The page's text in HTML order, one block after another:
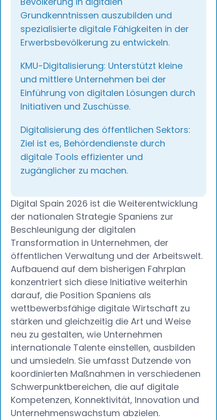
Grundkenntnissen auszubilden und
spezialisierte digitale Fähigkeiten in der
Erwerbsbevölkerung zu entwickeln.
KMU-Digitalisierung: Unterstützt kleine
und mittlere Unternehmen bei der
Einführung von digitalen Lösungen durch
Initiativen und Zuschüsse.
Digitalisierung des öffentlichen Sektors:
Ziel ist es, Behördendienste durch
digitale Tools effizienter und
zugänglicher zu machen.
Digital Spain 2026 ist die Weiterentwicklung
der nationalen Strategie Spaniens zur
Beschleunigung der digitalen
Transformation in Unternehmen, der
öffentlichen Verwaltung und der Arbeitswelt.
Aufbauend auf dem bisherigen Fahrplan
konzentriert sich diese Initiative weiterhin
darauf, die Position Spaniens als
wettbewerbsfähige digitale Wirtschaft zu
stärken und gleichzeitig die Art und Weise
neu zu gestalten, wie Unternehmen
internationale Talente einstellen, ausbilden
und umsiedeln. Sie umfasst Dutzende von
koordinierten Maßnahmen in verschiedenen
Schwerpunktbereichen, die auf digitale
Kompetenzen, Konnektivität, Innovation und
Unternehmenswachstum abzielen.